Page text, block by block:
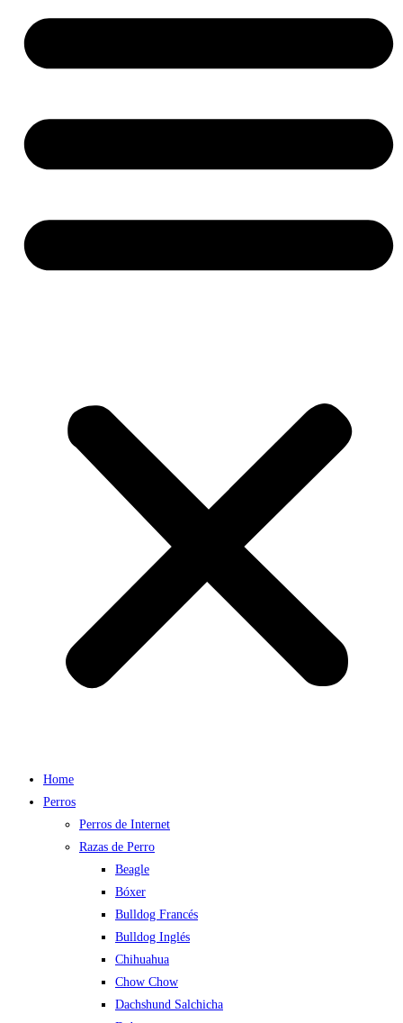
Home
Perros
Perros de Internet
Razas de Perro
Beagle
Bóxer
Bulldog Francés
Bulldog Inglés
Chihuahua
Chow Chow
Dachshund Salchicha